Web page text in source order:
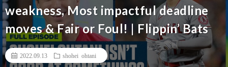
weakness, Most impactful deadline
moves & Fair or Foul! | Flippin’ Bats
2022.09.13 shohei ohtani